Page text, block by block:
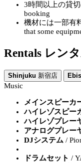
3時間以上の貸
booking
機材には一部有
that some
Rentals レン
Shinjuku 新宿店
Music
メインスピーカ
ハイレゾスピー
ハイレゾプレー
アナログプレー
DJシステム /
ドラムセット /